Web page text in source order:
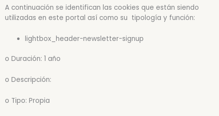
A continuación se identifican las cookies que están siendo
utilizadas en este portal así como su tipología y función:
lightbox_header-newsletter-signup
o Duración: 1 año
o Descripción:
o Tipo: Propia